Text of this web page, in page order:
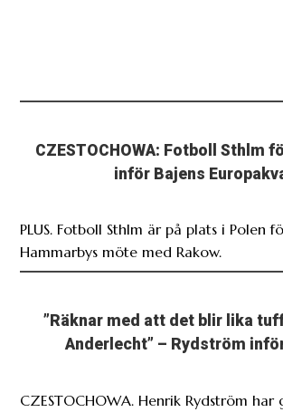
CZESTOCHOWA: Fotboll Sthlm
inför Bajens
PLUS. Fotboll Sthlm är på plats i Polen
Hammarbys möte med Rakow.
”Räknar med att det blir lika
Anderlecht” – Rydström
CZESTOCHOWA. Henrik Rydström